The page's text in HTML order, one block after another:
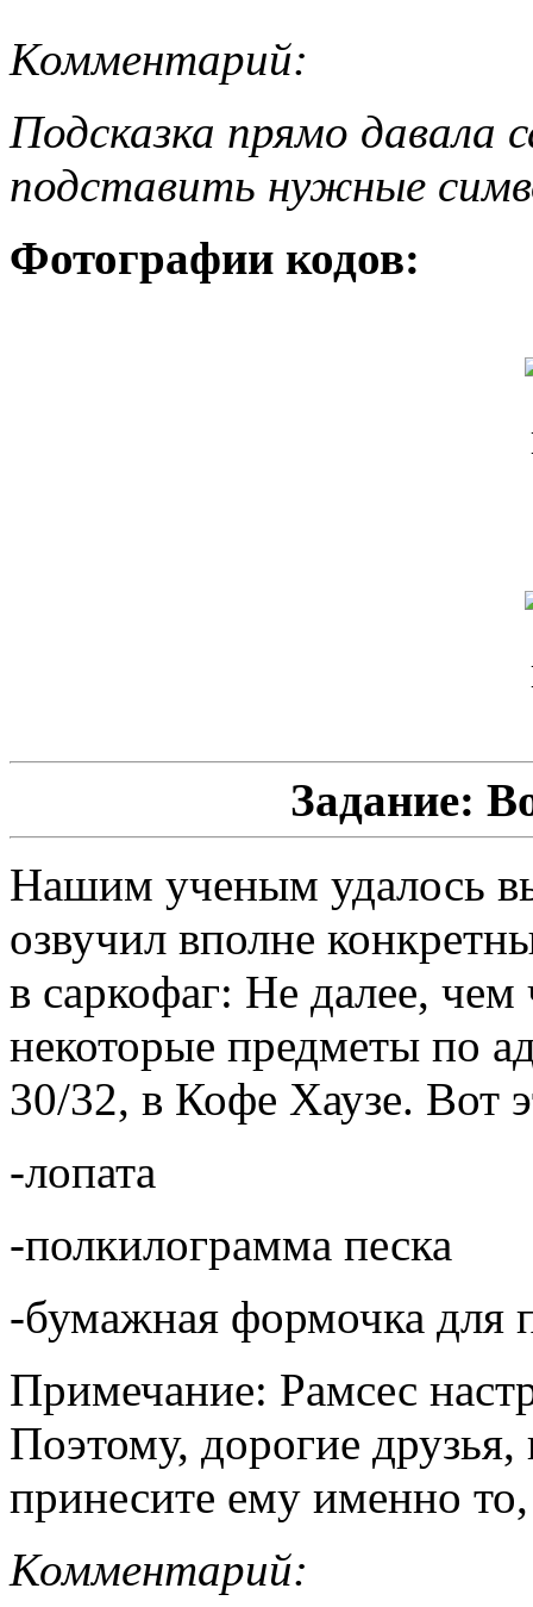
Комментарий:
Подсказка прямо давала
подставить нужные
Фотографии кодов:
Задание:
Нашим ученым удалось
озвучил вполне
в саркофаг: Не далее,
некоторые предметы по
30/32, в Кофе Хаузе. Вот
-лопата
-полкилограмма песка
-бумажная формочка для
Примечание: Рамсес
Поэтому, дорогие друзья,
принесите ему именно
Комментарий: